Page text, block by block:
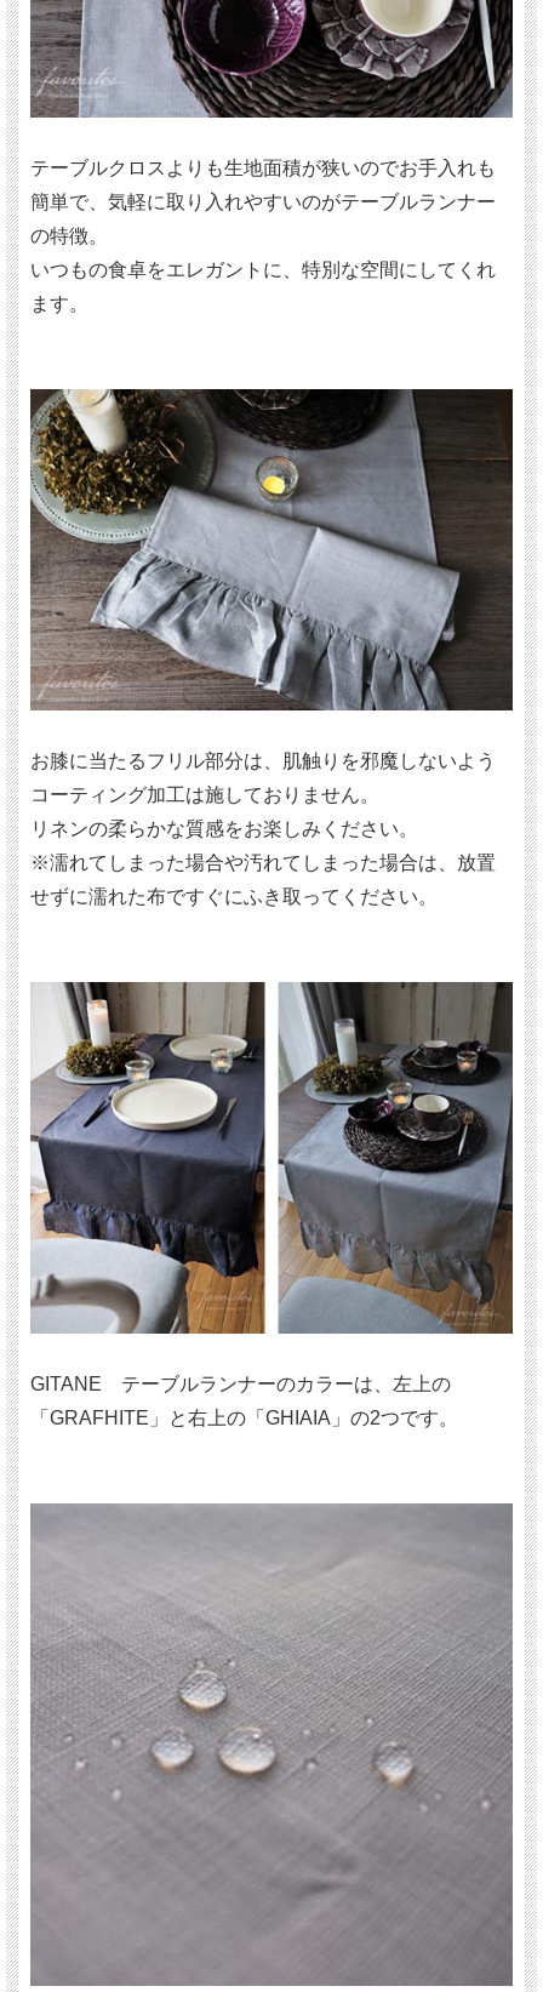
テーブルクロスよりも生地面積が狭いのでお手入れも
簡単で、気軽に取り入れやすいのがテーブルランナー
の特徴。
いつもの食卓をエレガントに、特別な空間にしてくれ
ます。
お膝に当たるフリル部分は、肌触りを邪魔しないよう
コーティング加工は施しておりません。
リネンの柔らかな質感をお楽しみください。
※濡れてしまった場合や汚れてしまった場合は、放置
せずに濡れた布ですぐにふき取ってください。
GITANE テーブルランナーのカラーは、左上の
「GRAFHITE」と右上の「GHIAIA」の2つです。